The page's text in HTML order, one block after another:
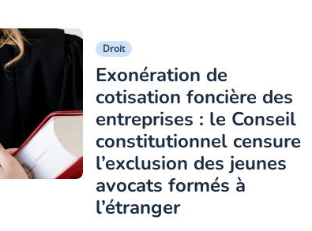
Droit
Exonération de
cotisation foncière des
entreprises : le Conseil
constitutionnel censure
l’exclusion des jeunes
avocats formés à
l’étranger